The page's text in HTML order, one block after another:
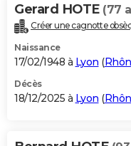
Bricolage
Lifestyle
Culture
Sport
Auto
Television
Voyage
Cinema
Gerard HOTE (77
Créer une cagnotte
Naissance
17/02/1948 à Lyon (
Décès
18/12/2025 à Lyon (